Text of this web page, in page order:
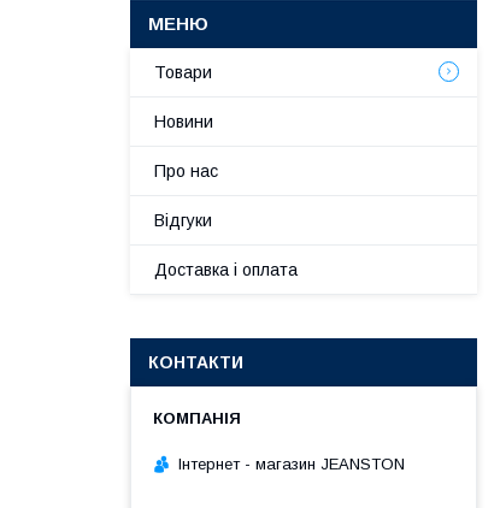
Товари
Новини
Про нас
Відгуки
Доставка і оплата
КОНТАКТИ
Інтернет - магазин JEANSTON